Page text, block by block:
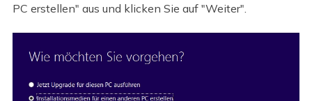
PC erstellen" aus und klicken Sie auf "Weiter".